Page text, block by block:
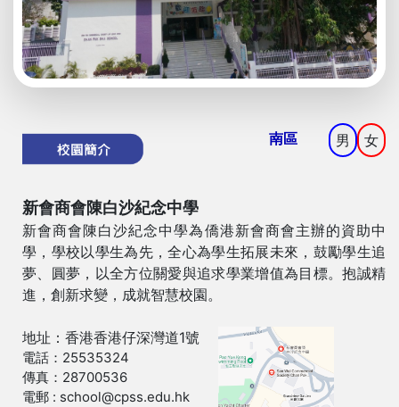
南區 男 女
新會商會陳白沙紀念中學
新會商會陳白沙紀念中學為僑港新會商會主辦的資助中
學，學校以學生為先，全心為學生拓展未來，鼓勵學生追
夢、圓夢，以全方位關愛與追求學業增值為目標。抱誠精
進，創新求變，成就智慧校園。
地址：香港香港仔深灣道1號
電話：25535324
傳真：28700536
電郵 : school@cpss.edu.hk